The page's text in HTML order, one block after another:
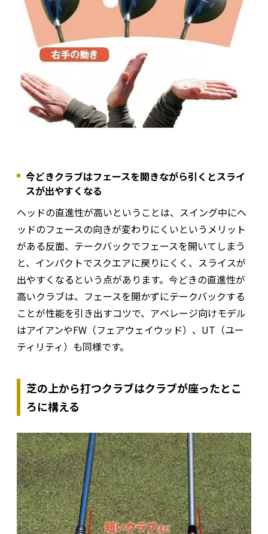
今どきクラブはフェースを開きながら引くとスライ
スが出やすくなる
ヘッドの直進性が高いということは、スイング中にヘ
ッドのフェースの向きが変わりにくいというメリット
がある反面、テークバックでフェースを開いてしまう
と、インパクトでスクエアに戻りにくく、スライスが
出やすくなるという点があります。今どきの直進性が
高いクラブは、フェースを開かずにテークバックする
ことが性能を引き出すコツで、アベレージ向けモデル
はアイアンやFW（フェアウェイウッド）、UT（ユー
ティリティ）も同様です。
芝の上から打つクラブはクラブが座ったとこ
ろに構える